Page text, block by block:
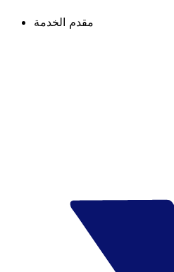
مقدم الخدمة